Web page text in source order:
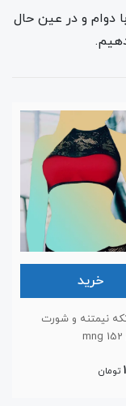
دوام و در عین حال
خرید
نیمتنه و شورت
تومان